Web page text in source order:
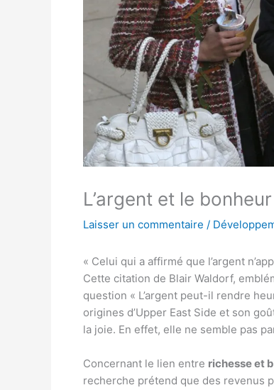
L’argent et le
Laisser un commentaire /
« Celui qui a affirmé que l’argent
Cette citation de Blair Waldorf,
question « L’argent peut-il rendre
origines d’Upper East Side et son
la joie. En effet, elle ne semble pas
Concernant le lien entre richesse et
recherche prétend que des revenus